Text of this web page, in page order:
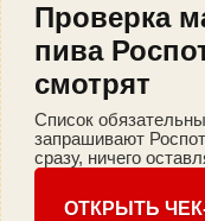
Проверка
пива
смотрят
Список
запрашивают
сразу, ничего
ОТКРЫТЬ